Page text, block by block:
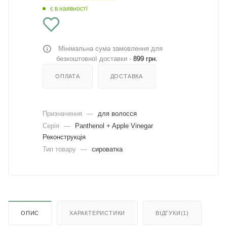
є в наявності
Мінімальна сума замовлення для
безкоштовної доставки - 899 грн.
ОПЛАТА ДОСТАВКА
Призначення —
для волосся
Серія
—
Panthenol + Apple Vinegar
Реконструкція
Тип товару — сироватка
ОПИС ХАРАКТЕРИСТИКИ ВІДГУКИ(1)